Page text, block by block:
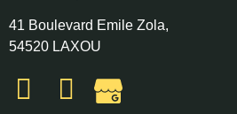
41 Boulevard Emile Zola,
54520 LAXOU